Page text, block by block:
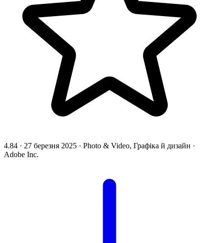
4.84 · 27 березня 2025 · Photo & Video, Графіка й дизайн ·
Adobe Inc.